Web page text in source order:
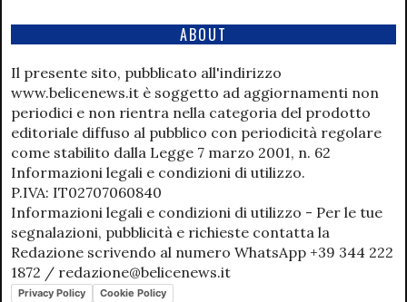
ABOUT
Il presente sito, pubblicato all'indirizzo
www.belicenews.it è soggetto ad aggiornamenti non
periodici e non rientra nella categoria del prodotto
editoriale diffuso al pubblico con periodicità regolare
come stabilito dalla Legge 7 marzo 2001, n. 62
Informazioni legali e condizioni di utilizzo.
P.IVA: IT02707060840
Informazioni legali e condizioni di utilizzo - Per le tue
segnalazioni, pubblicità e richieste contatta la
Redazione scrivendo al numero WhatsApp +39 344 222
1872 / redazione@belicenews.it
Privacy Policy Cookie Policy